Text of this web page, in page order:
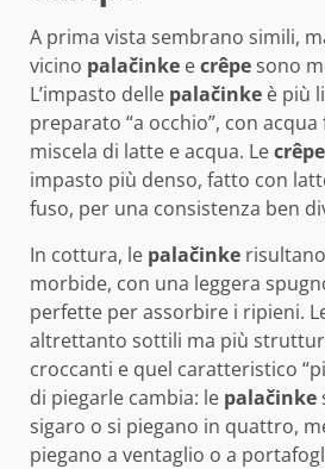
A prima vista sembrano simili,
vicino palačinke ecrêpesono
L’impasto delle palačinke è più
preparato “a occhio”, con
miscela di latte e acqua. Lecrêpe
impasto più denso, fatto con
fuso, per una consistenza ben
In cottura, le palačinke
morbide, con una leggera
perfette per assorbire i ripieni.
altrettanto sottili ma più
croccanti e quel caratteristico
di piegarle cambia: le palačinke
sigaro o si piegano in quattro,
piegano a ventaglio o a